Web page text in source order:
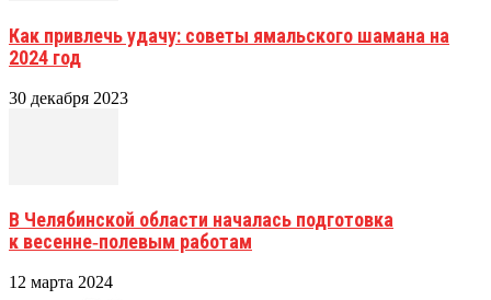
Как привлечь удачу: советы ямальского шамана на
2024 год
30 декабря 2023
В Челябинской области началась подготовка
к весенне‑полевым работам
12 марта 2024